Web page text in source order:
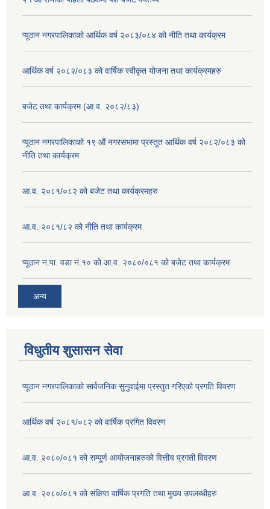
प्यूठान नगरपालिकाको आर्थिक वर्ष २०८३/०८४ को नीति तथा कार्यक्रम
आर्थिक वर्ष २०८२/०८३ को वार्षिक स्वीकृत योजना तथा कार्यक्रमहरु
बजेट तथा कार्यक्रम (आ.व. २०८२/८३)
प्यूठान नगरपालिकाको १९ औं नगरसभामा प्रस्तुत आर्थिक वर्ष २०८२/०८३ को
नीति तथा कार्यक्रम
आ.व. २०८१/०८२ को बजेट तथा कार्यक्रमहरु
आ.व. २०८१/८२ को नीति तथा कार्यक्रम
प्यूठान न.पा. वडा नं.१० को आ.व. २०८०/०८१ को बजेट तथा कार्यक्रम
अन्य
विधुतीय शुसासन सेवा
प्यूठान नगरपालिकाको सार्वजनिक सुनुवाईमा प्रस्तुत गरिएको प्रगति विवरण
आर्थिक वर्ष २०८१/०८२ को वार्षिक प्रगित विवरण
आ.व. २०८०/०८१ को सम्पू्र्ण आयोजनाहरुको वित्तीय प्रगती विवरण
आ.व. २०८०/०८१ को संक्षिप्त वार्षिक प्रगति तथा मुख्य उपलब्धीहरु